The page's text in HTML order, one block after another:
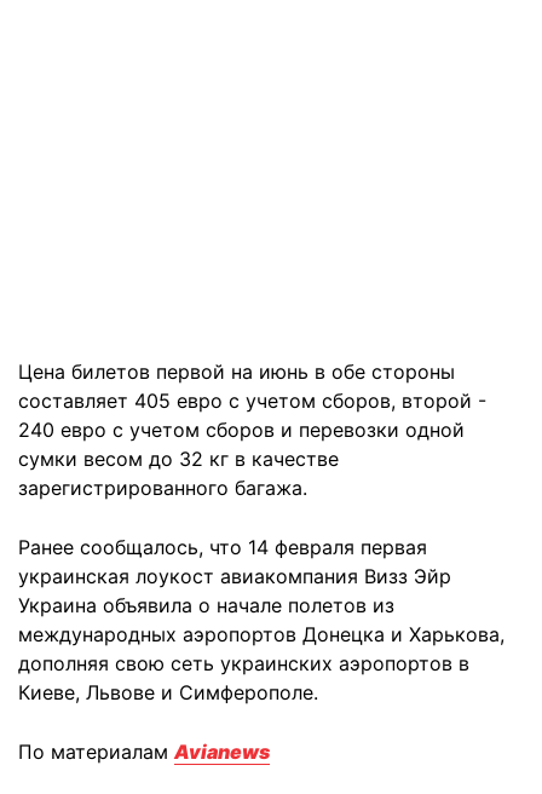
Цена билетов первой на июнь в обе стороны
составляет 405 евро с учетом сборов, второй -
240 евро с учетом сборов и перевозки одной
сумки весом до 32 кг в качестве
зарегистрированного багажа.
Ранее сообщалось, что 14 февраля первая
украинская лоукост авиакомпания Визз Эйр
Украина объявила о начале полетов из
международных аэропортов Донецка и Харькова,
дополняя свою сеть украинских аэропортов в
Киеве, Львове и Симферополе.
По материаламAvianews